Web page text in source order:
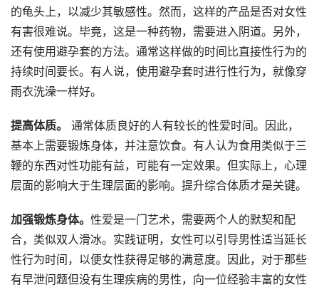
的龟头上，以减少其敏感性。然而，这样的产品是否对女性
有害很难说。毕竟，这是一种药物，需要进入阴道。另外，
还有使用避孕套的方法。通常这样做的时间比直接性行为的
持续时间要长。有人说，使用避孕套时进行性行为，就像穿
雨衣洗澡一样好。
提高体质。
通常体质良好的人有较长的性爱时间。因此，
基本上需要锻炼身体，并注意饮食。有人认为食用类似于三
鞭的东西对性功能有益，可能有一定效果。但实际上，心理
层面的影响大于生理层面的影响。提升综合体质才是关键。
加强锻炼身体。 性爱是一门艺术，需要两个人的默契和配
合，类似双人滑冰。实践证明，女性可以引导男性适当延长
性行为时间，以便女性获得足够的满意度。因此，对于那些
有早泄问题但没有生理疾病的男性，向一位经验丰富的女性